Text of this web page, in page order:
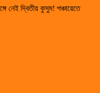
নেই দ্বিতীয় কুসুম! পঞ্চায়েতে